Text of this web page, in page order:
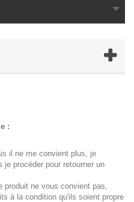
:
il ne me convient plus, je
procéder pour retourner un
produit ne vous convient pas,
à la condition qu'ils soient propre